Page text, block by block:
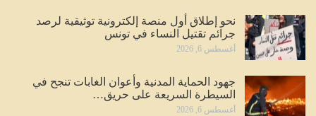
نحو إطلاق أول منصة إلكترونية توثيقية لرصد
جرائم تقتيل النساء في تونس
أغسطس 6, 2026
جهود الحماية المدنية وأعوان الغابات تنجح في
السيطرة السريعة على حريق…
أغسطس 6, 2026